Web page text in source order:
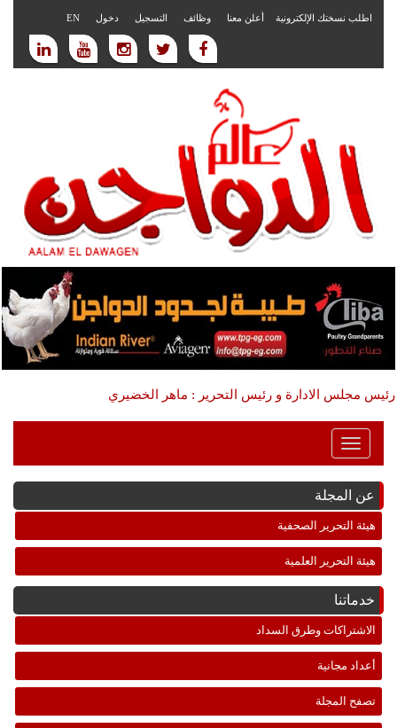
اطلب نسختك الإلكترونية أعلن معنا وظائف التسجيل دخول EN
رئيس مجلس الادارة و رئيس التحرير : ماهر الخضيري
Toggle
Navigation
عن المجلة
هيئة التحرير الصحفية
هيئة التحرير العلمية
خدماتنا
الاشتراكات وطرق السداد
أعداد مجانية
تصفح المجلة